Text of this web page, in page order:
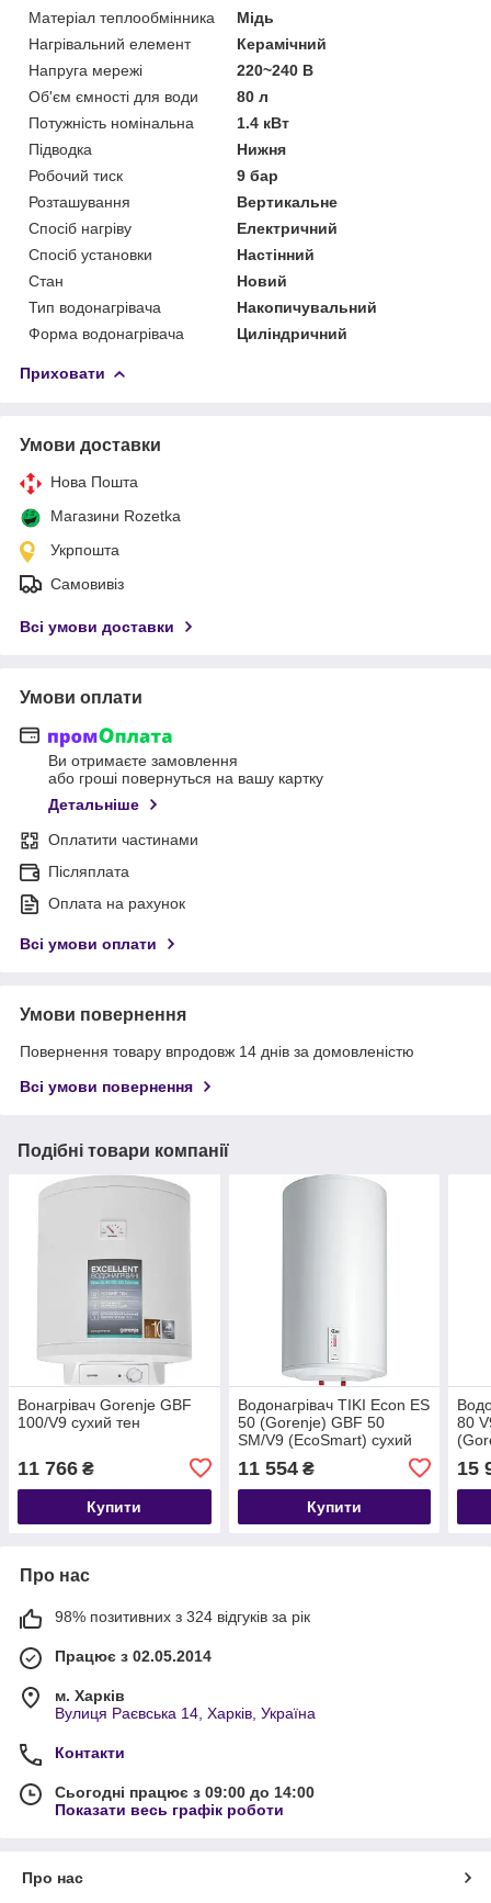
Матеріал теплообмінника
Мідь
Нагрівальний елемент
Керамічний
Напруга мережі
220~240 В
Об'єм ємності для води
80 л
Потужність номінальна
1.4 кВт
Підводка
Нижня
Робочий тиск
9 бар
Розташування
Вертикальне
Спосіб нагріву
Електричний
Спосіб установки
Настінний
Стан
Новий
Тип водонагрівача
Накопичувальний
Форма водонагрівача
Циліндричний
Приховати
Умови доставки
Нова Пошта
Магазини Rozetka
Укрпошта
Самовивіз
Всі умови доставки
Умови оплати
Ви отримаєте замовлення
або гроші повернуться на вашу картку
Детальніше
Оплатити частинами
Післяплата
Оплата на рахунок
Всі умови оплати
Умови повернення
Повернення товару впродовж 14 днів за домовленістю
Всі умови повернення
Подібні товари компанії
Вонагрівач Gorenje GBF
100/V9 сухий тен
11 766 ₴
Купити
Водонагрівач TIKI Econ ES
50 (Gorenje) GBF 50
SM/V9 (EcoSmart) сухий
11 554₴
Купити
80
15
Про нас
98% позитивних з 324 відгуків за рік
Працює з 02.05.2014
м. Харків
Вулиця Раєвська 14, Харків, Україна
Контакти
Сьогодні працює з 09:00 до 14:00
Показати весь графік роботи
Про нас